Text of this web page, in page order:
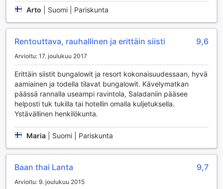
treenata tai vain nauttia vedestä, samalla kun voit
rentoutua ja ladata akkuja.
Ulkoilma-allas puolestaan tarjoaa upean mahdollisuuden
uida raikkaassa vedessä tai vain rentoutua allasalueella,
jossa on mukavat aurinkotuolit ja varjot. Ja jos kaipaat
meriveden suolaisuutta, Baan Thai Lanta Resortin sijainti
upealla rannalla tarjoaa unohtumattomia hetkiä. Ranta on
täydellinen paikka rannalla urheilemiseen, kuten beach
volleyyn pelaamiseen tai vain kävelyyn pitkin rannikkoa,
nauttien samalla kauniista maisemista. Tämä yhdistelmä
sisä- ja ulkoilma-aktiviteetteja tekee Baan Thai Lanta
Baan Thai Lanta Resort tarjoaa vierailleen monia käteviä
Hotellin pesulapalvelu huolehtii vaatteistasi, jotta voit
Arto Suomi | Pariskunta
Rentouttava, rauhallinen ja erittäin siisti 9,6
Arvioitu: 17. joulukuu 2017
Erittäin siistit bungalowit ja resort kokonaisuudessaan, hyvä
aamiainen ja todella tilavat bungalowit. Kävelymatkan
päässä rannalla useampi ravintola, Saladaniin pääsee
helposti tuk tukilla tai hotellin omalla kuljetuksella.
Ystävällinen henkilökunta.
Maria Suomi | Pariskunta
Baan thai Lanta 9,7
Arvioitu: 9. joulukuu 2015